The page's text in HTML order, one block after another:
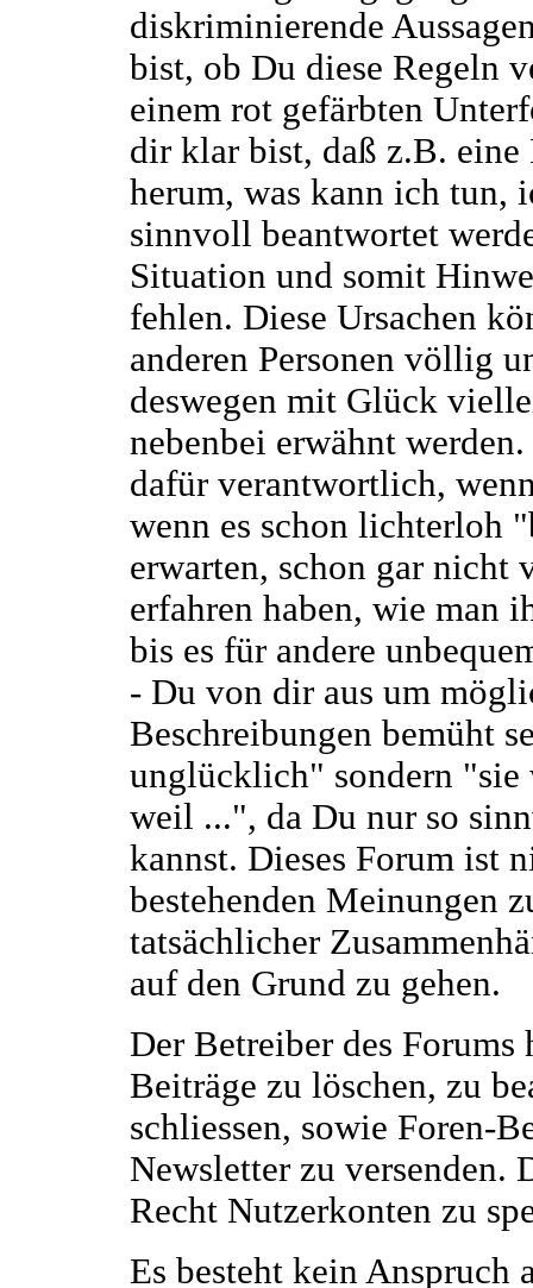
diskriminierende
bist, ob Du diese Regeln
einem rot gefärbten
dir klar bist, daß z.B.
herum, was kann ich tun,
sinnvoll beantwortet
Situation und somit
fehlen. Diese Ursachen
anderen Personen völlig
deswegen mit Glück
nebenbei erwähnt
dafür verantwortlich,
wenn es schon lichterloh
erwarten, schon gar nicht
erfahren haben, wie man
bis es für andere
- Du von dir aus um
Beschreibungen bemüht
unglücklich" sondern
weil ...", da Du nur so
kannst. Dieses Forum ist
bestehenden Meinungen
tatsächlicher
auf den Grund zu gehen.
Der Betreiber des Forums
Beiträge zu löschen, zu
schliessen, sowie Foren-
Newsletter zu versenden.
Recht Nutzerkonten zu
Es besteht kein Anspruch